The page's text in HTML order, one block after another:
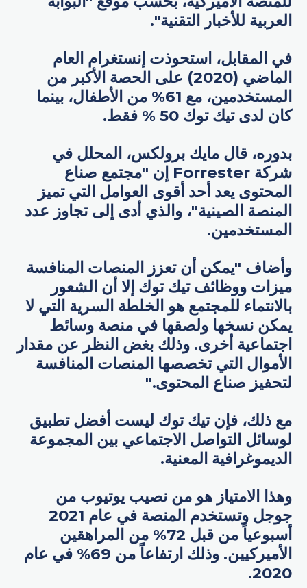
العربية للأخبار التقنية".
في المقابل، استحوذت إنستغرام العام
الماضي (2020) على الحصة الأكبر من
المستخدمين، مع 61% من الأطفال، بينما
كان لدى تيك توك 50 % فقط.
بدوره، قال مايك برولكس، المحلل في
شركة Forrester إن "مجتمع صناع
المحتوى يعد أحد أقوى العوامل التي تميز
المنصة الصينية"، والذي أدى إلى تجاوز عدد
المستخدمين.
وأضاف "يمكن أن تعزز المنصات المنافسة
ميزات ووظائف تيك توك إلا أن الشعور
بالانتماء للمجتمع هو الخلطة السرية التي لا
يمكن نسخها ولصقها في منصة وسائط
اجتماعية أخرى. وذلك بغض النظر عن مقدار
الأموال التي تخصصها المنصات المنافسة
لتحفيز صناع المحتوى."
مع ذلك، فإن تيك توك ليست أفضل تطبيق
لوسائل التواصل الاجتماعي بين المجموعة
الديموغرافية المعنية.
وهذا الامتياز هو من نصيب يوتيوب من
جوجل وتستخدم المنصة في عام 2021
أسبوعياً من قبل 72% من المراهقين
الأميركيين. وذلك ارتفاعاً من 69% في عام
2020.